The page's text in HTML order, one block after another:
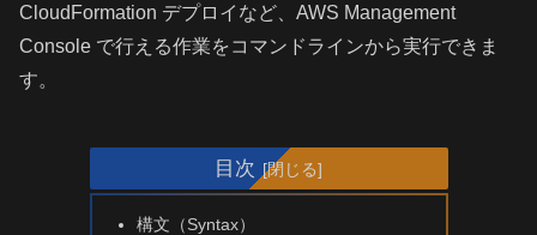
CloudFormation デプロイなど、AWS Management
Console で行える作業をコマンドラインから実行できま
す。
目次
構文（Syntax）